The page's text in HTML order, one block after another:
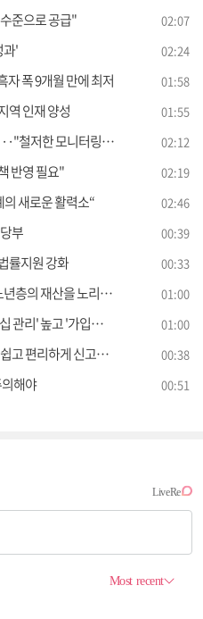
준으로 공급" 02:07
과' 02:24
자 폭 9개월 만에 최저 01:58
역 인재 양성 01:55
저한 모니터링 진행" 02:12
반영 필요" 02:19
새로운 활력소“ 02:46
부 00:39
률지원 강화 00:33
신업체에 대한 소비자 경보 발령! 01:00
' 높고 '가입비' 낮아 01:00
편리하게 신고한다 00:38
해야 00:51